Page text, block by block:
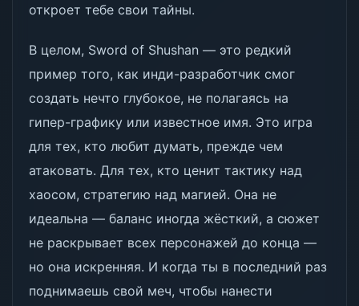
откроет тебе свои тайны.
В целом, Sword of Shushan — это редкий
пример того, как инди-разработчик смог
создать нечто глубокое, не полагаясь на
гипер-графику или известное имя. Это игра
для тех, кто любит думать, прежде чем
атаковать. Для тех, кто ценит тактику над
хаосом, стратегию над магией. Она не
идеальна — баланс иногда жёсткий, а сюжет
не раскрывает всех персонажей до конца —
но она искренняя. И когда ты в последний раз
поднимаешь свой меч, чтобы нанести